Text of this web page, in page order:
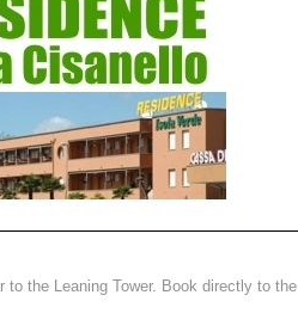
to the Leaning Tower. Book directly to